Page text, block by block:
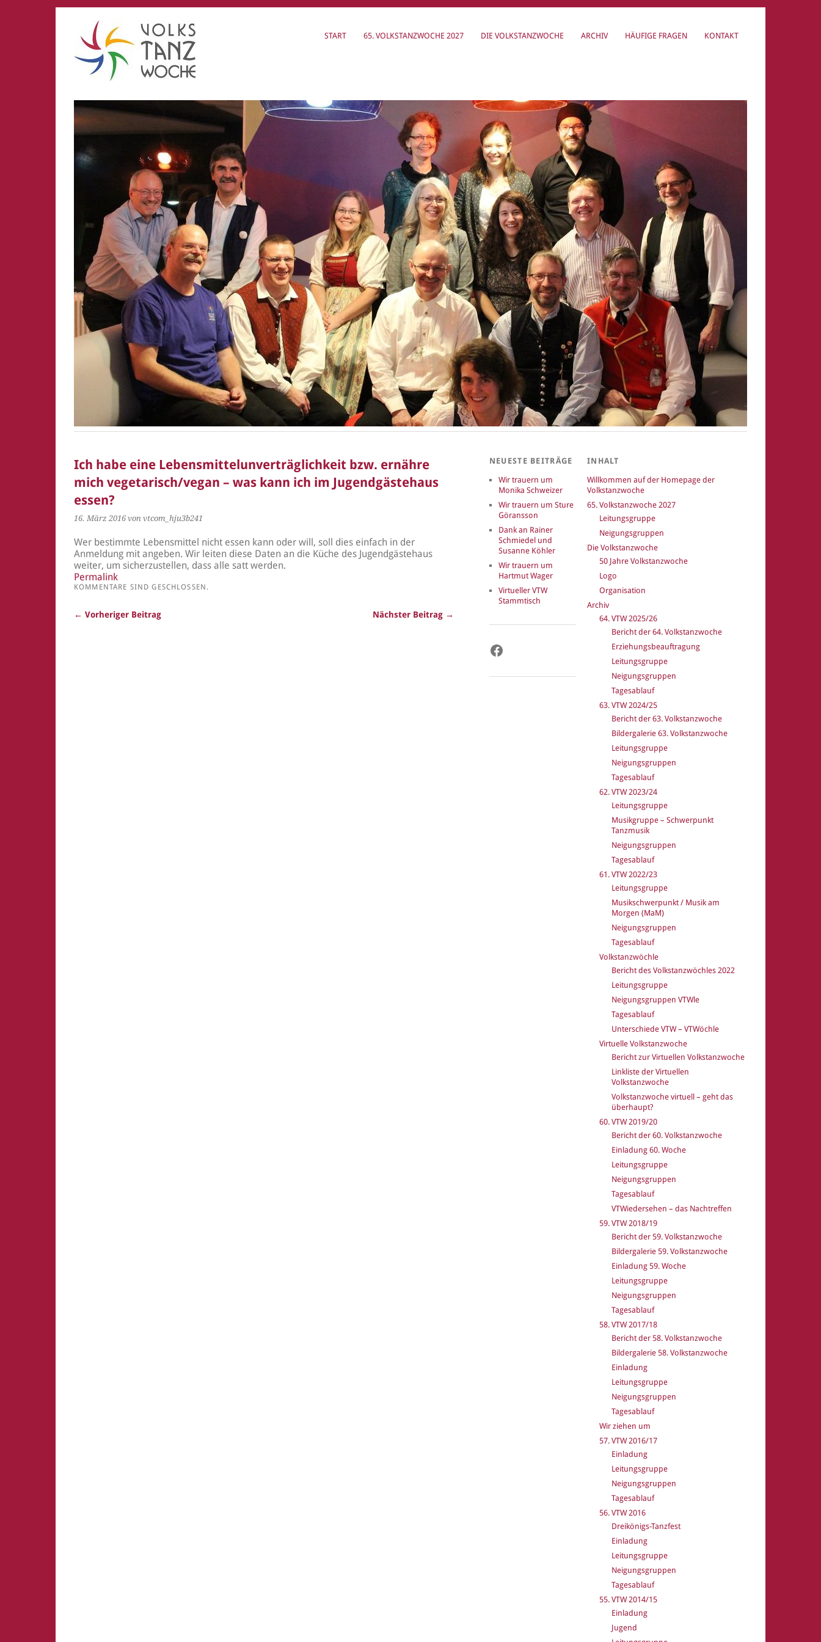
START 65. VOLKSTANZWOCHE 2027 DIE VOLKSTANZWOCHE ARCHIV HÄUFIGE FRAGEN KONTAKT
Ich habe eine Lebensmittelunverträglichkeit bzw. ernähre
mich vegetarisch/vegan – was kann ich im Jugendgästehaus
essen?
16. März 2016 von vtcom_hju3b241
Wer bestimmte Lebensmittel nicht essen kann oder will, soll dies einfach in der
Anmeldung mit angeben. Wir leiten diese Daten an die Küche des Jugendgästehaus
weiter, um sicherzustellen, dass alle satt werden.
Permalink
KOMMENTARE SIND GESCHLOSSEN.
← Vorheriger Beitrag Nächster Beitrag →
NEUESTE BEITRÄGE
Wir trauern um
Monika Schweizer
Wir trauern um Sture
Göransson
Dank an Rainer
Schmiedel und
Susanne Köhler
Wir trauern um
Hartmut Wager
Virtueller VTW
Stammtisch
Facebook
INHALT
Willkommen auf der Homepage der
Volkstanzwoche
65. Volkstanzwoche 2027
Leitungsgruppe
Neigungsgruppen
Die Volkstanzwoche
50 Jahre Volkstanzwoche
Logo
Organisation
Archiv
64. VTW 2025/26
Bericht der 64. Volkstanzwoche
Erziehungsbeauftragung
Leitungsgruppe
Neigungsgruppen
Tagesablauf
63. VTW 2024/25
Bericht der 63. Volkstanzwoche
Bildergalerie 63. Volkstanzwoche
Leitungsgruppe
Neigungsgruppen
Tagesablauf
62. VTW 2023/24
Leitungsgruppe
Musikgruppe – Schwerpunkt
Tanzmusik
Neigungsgruppen
Tagesablauf
61. VTW 2022/23
Leitungsgruppe
Musikschwerpunkt / Musik am
Morgen (MaM)
Neigungsgruppen
Tagesablauf
Volkstanzwöchle
Bericht des Volkstanzwöchles 2022
Leitungsgruppe
Neigungsgruppen VTWle
Tagesablauf
Unterschiede VTW – VTWöchle
Virtuelle Volkstanzwoche
Bericht zur Virtuellen Volkstanzwoche
Linkliste der Virtuellen
Volkstanzwoche
Volkstanzwoche virtuell – geht das
überhaupt?
60. VTW 2019/20
Bericht der 60. Volkstanzwoche
Einladung 60. Woche
Leitungsgruppe
Neigungsgruppen
Tagesablauf
VTWiedersehen – das Nachtreffen
59. VTW 2018/19
Bericht der 59. Volkstanzwoche
Bildergalerie 59. Volkstanzwoche
Einladung 59. Woche
Leitungsgruppe
Neigungsgruppen
Tagesablauf
58. VTW 2017/18
Bericht der 58. Volkstanzwoche
Bildergalerie 58. Volkstanzwoche
Einladung
Leitungsgruppe
Neigungsgruppen
Tagesablauf
Wir ziehen um
57. VTW 2016/17
Einladung
Leitungsgruppe
Neigungsgruppen
Tagesablauf
56. VTW 2016
Dreikönigs-Tanzfest
Einladung
Leitungsgruppe
Neigungsgruppen
Tagesablauf
55. VTW 2014/15
Einladung
Jugend